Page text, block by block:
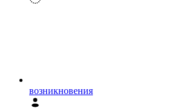
возникновения